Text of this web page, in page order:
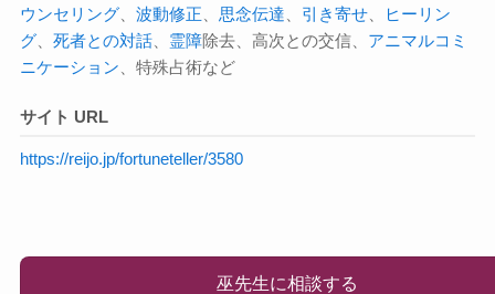
ウンセリング、 波動修正 思念伝達 引き寄せ、
ヒーリン
グ、 死者との対話、 霊障除去、高次との交信、 アニマルコミ
ニケーション 、特殊占術など
サイト URL
https://reijo.jp/fortuneteller/3580
巫先生に相談する